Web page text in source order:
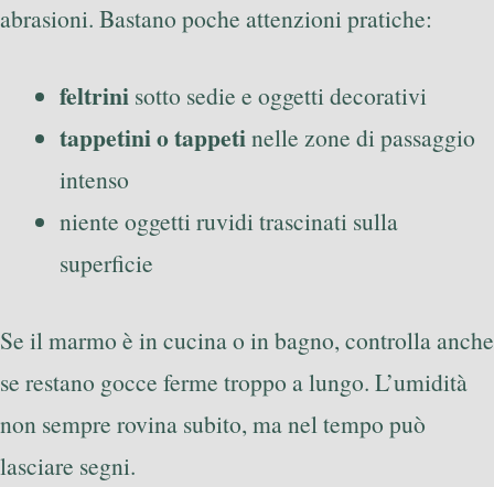
abrasioni. Bastano poche attenzioni pratiche:
feltrini sotto sedie e oggetti decorativi
tappetini o tappetinelle zone di passaggio
intenso
niente oggetti ruvidi trascinati sulla
superficie
Se il marmo è in cucina o in bagno, controlla anche
se restano gocce ferme troppo a lungo. L’umidità
non sempre rovina subito, ma nel tempo può
lasciare segni.